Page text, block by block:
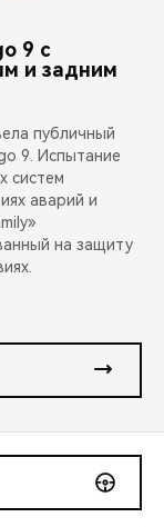
9 с
и задним
публичный
9. Испытание
систем
аварий и
на защиту